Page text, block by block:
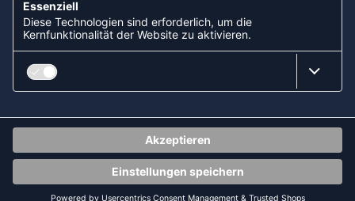
NEUIGKEIT ODER AKTION MEHR.
JETZT ANMELDEN
FOLLOW US